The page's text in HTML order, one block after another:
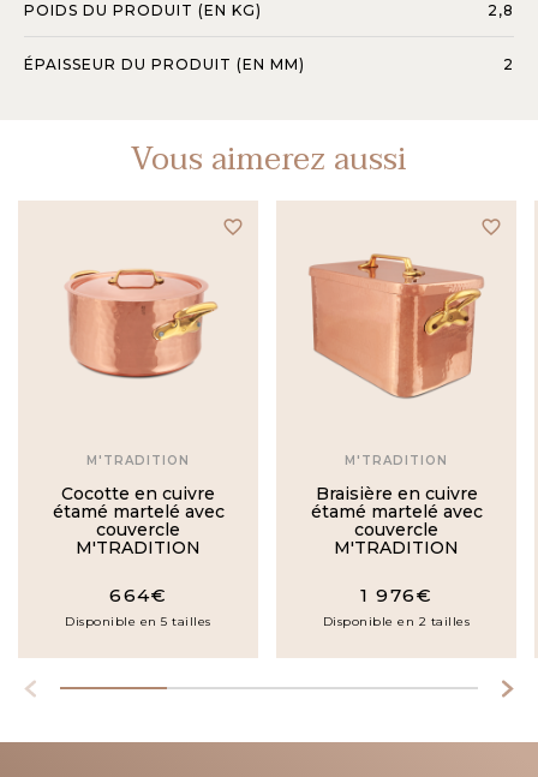
POIDS DU PRODUIT (EN KG) 2,8
ÉPAISSEUR DU PRODUIT (EN MM) 2
Vous aimerez aussi
favorite_border
M'TRADITION
Cocotte en cuivre
étamé martelé avec
couvercle
M'TRADITION
664€
Disponible en 5 tailles
favorite_border
M'TRADITION
Braisière en cuivre
étamé martelé avec
couvercle
M'TRADITION
1 976€
Disponible en 2 tailles